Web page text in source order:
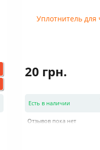
20 грн.
Есть в наличии
Отзывов пока нет